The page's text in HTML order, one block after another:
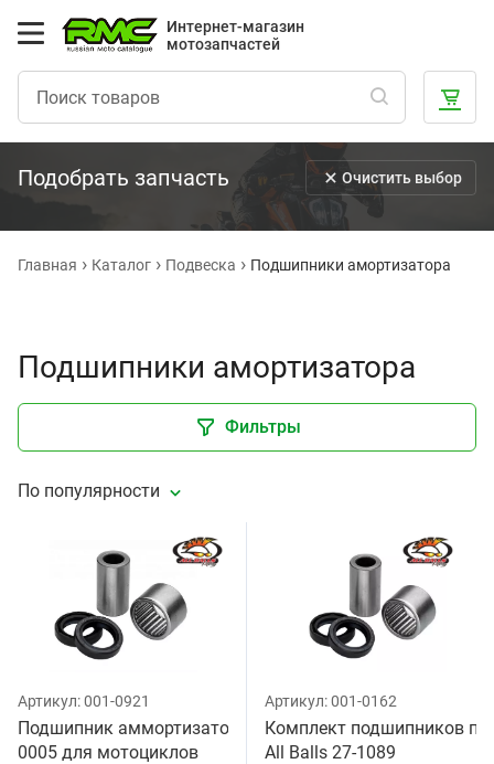
Интернет-магазин
мотозапчастей
Подобрать запчасть Очистить выбор
Главная Каталог Подвеска Подшипники амортизатора
Подшипники амортизатора
Фильтры
По популярности
Артикул:001-0921
Подшипник аммортизатора задний верхнийнижний All
0005 для мотоциклов
Артикул:001-0162
Комплект подшипников
All Balls 27-1089